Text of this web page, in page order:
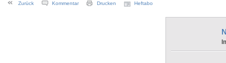
Zurück Kommentar Drucken Heftabo